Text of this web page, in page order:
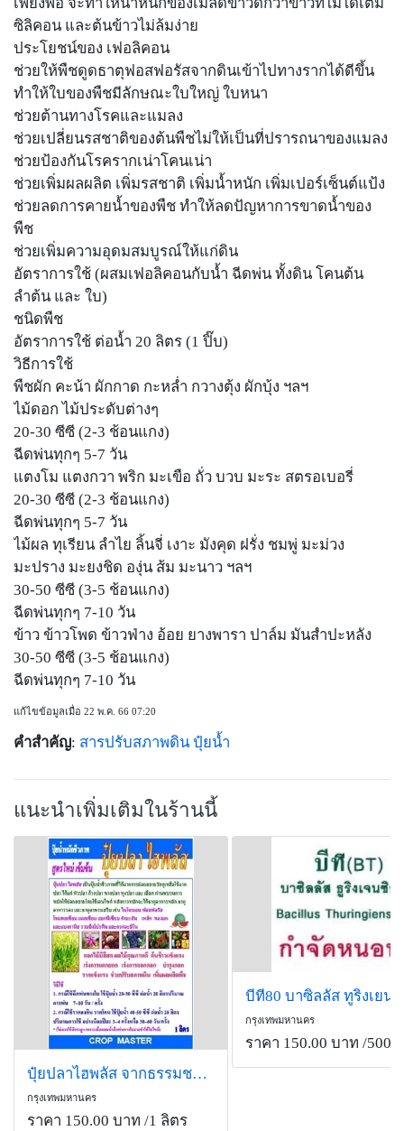
เพียงพอ จะทำให้น้ำหนักของเมล็ดข้าวดีกว่าข้าวที่ไม่ได้เติม
ซิลิคอน และต้นข้าวไม่ล้มง่าย
ประโยชน์ของ เฟอลิคอน
ช่วยให้พืชดูดธาตุฟอสฟอรัสจากดินเข้าไปทางรากได้ดีขึ้น
ทำให้ใบของพืชมีลักษณะใบใหญ่ ใบหนา
ช่วยต้านทางโรคและแมลง
ช่วยเปลี่ยนรสชาติของต้นพืชไม่ให้เป็นที่ปรารถนาของแมลง
ช่วยป้องกันโรครากเน่าโคนเน่า
ช่วยเพิ่มผลผลิต เพิ่มรสชาติ เพิ่มน้ำหนัก เพิ่มเปอร์เซ็นต์แป้ง
ช่วยลดการคายน้ำของพืช ทำให้ลดปัญหาการขาดน้ำของ
พืช
ช่วยเพิ่มความอุดมสมบูรณ์ให้แก่ดิน
อัตราการใช้ (ผสมเฟอลิคอนกับน้ำ ฉีดพ่น ทั้งดิน โคนต้น
ลำต้น และ ใบ)
ชนิดพืช
อัตราการใช้ ต่อน้ำ 20 ลิตร (1 ปิ๊บ)
วิธีการใช้
พืชผัก คะน้า ผักกาด กะหล่ำ กวางตุ้ง ผักบุ้ง ฯลฯ
ไม้ดอก ไม้ประดับต่างๆ
20-30 ซีซี (2-3 ช้อนแกง)
ฉีดพ่นทุกๆ 5-7 วัน
แตงโม แตงกวา พริก มะเขือ ถั่ว บวบ มะระ สตรอเบอรี่
20-30 ซีซี (2-3 ช้อนแกง)
ฉีดพ่นทุกๆ 5-7 วัน
ไม้ผล ทุเรียน ลำไย ลิ้นจี่ เงาะ มังคุด ฝรั่ง ชมพู่ มะม่วง
มะปราง มะยงชิด องุ่น ส้ม มะนาว ฯลฯ
30-50 ซีซี (3-5 ช้อนแกง)
ฉีดพ่นทุกๆ 7-10 วัน
ข้าว ข้าวโพด ข้าวฟ่าง อ้อย ยางพารา ปาล์ม มันสำปะหลัง
30-50 ซีซี (3-5 ช้อนแกง)
ฉีดพ่นทุกๆ 7-10 วัน
แก้ไขข้อมูลเมื่อ 22 พ.ค. 66 07:20
คำสำคัญ: สารปรับสภาพดิน ปุ๋ยน้ำ
แนะนำเพิ่มเติมในร้านนี้
ปุ๋ยปลาไฮพลัส จากธรรมชาติ บำรุงพืชให้อุดมสมบูรณ์
กรุงเทพมหานคร
ราคา 150.00 บาท /1 ลิตร
กรุงเทพมหานคร
ราคา 150.00 บาท /500